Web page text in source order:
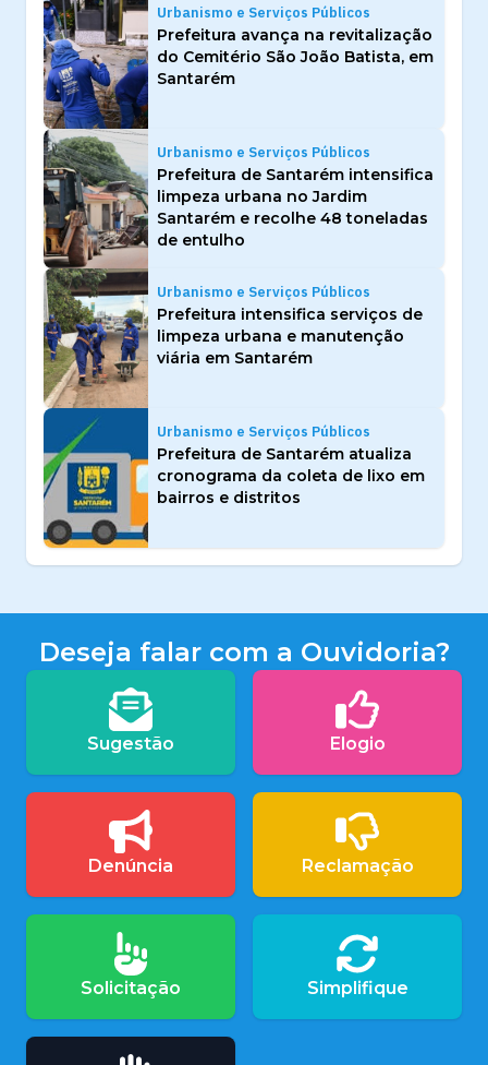
Urbanismo e Serviços Públicos
Prefeitura avança na revitalização
do Cemitério São João Batista, em
Santarém
Urbanismo e Serviços Públicos
Prefeitura de Santarém intensifica
limpeza urbana no Jardim
Santarém e recolhe 48 toneladas
de entulho
Urbanismo e Serviços Públicos
Prefeitura intensifica serviços de
limpeza urbana e manutenção
viária em Santarém
Urbanismo e Serviços Públicos
Prefeitura de Santarém atualiza
cronograma da coleta de lixo em
bairros e distritos
Deseja falar com a Ouvidoria?
Sugestão Elogio
Denúncia Reclamação
Solicitação Simplifique